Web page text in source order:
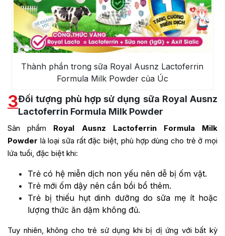
Thành phần trong sữa Royal Ausnz Lactoferrin
Formula Milk Powder của Úc
3Đối tượng phù hợp sử dụng sữa Royal Ausnz
Lactoferrin Formula Milk Powder
Sản phẩm Royal Ausnz Lactoferrin Formula Milk
Powder là loại sữa rất đặc biệt, phù hợp dùng cho trẻ ở mọi
lứa tuổi, đặc biệt khi:
Trẻ có hệ miễn dịch non yếu nên dễ bị ốm vặt.
Trẻ mới ốm dậy nên cần bồi bổ thêm.
Trẻ bị thiếu hụt dinh dưỡng do sữa mẹ ít hoặc
lượng thức ăn dặm không đủ.
Tuy nhiên, không cho trẻ sử dụng khi bị dị ứng với bất kỳ